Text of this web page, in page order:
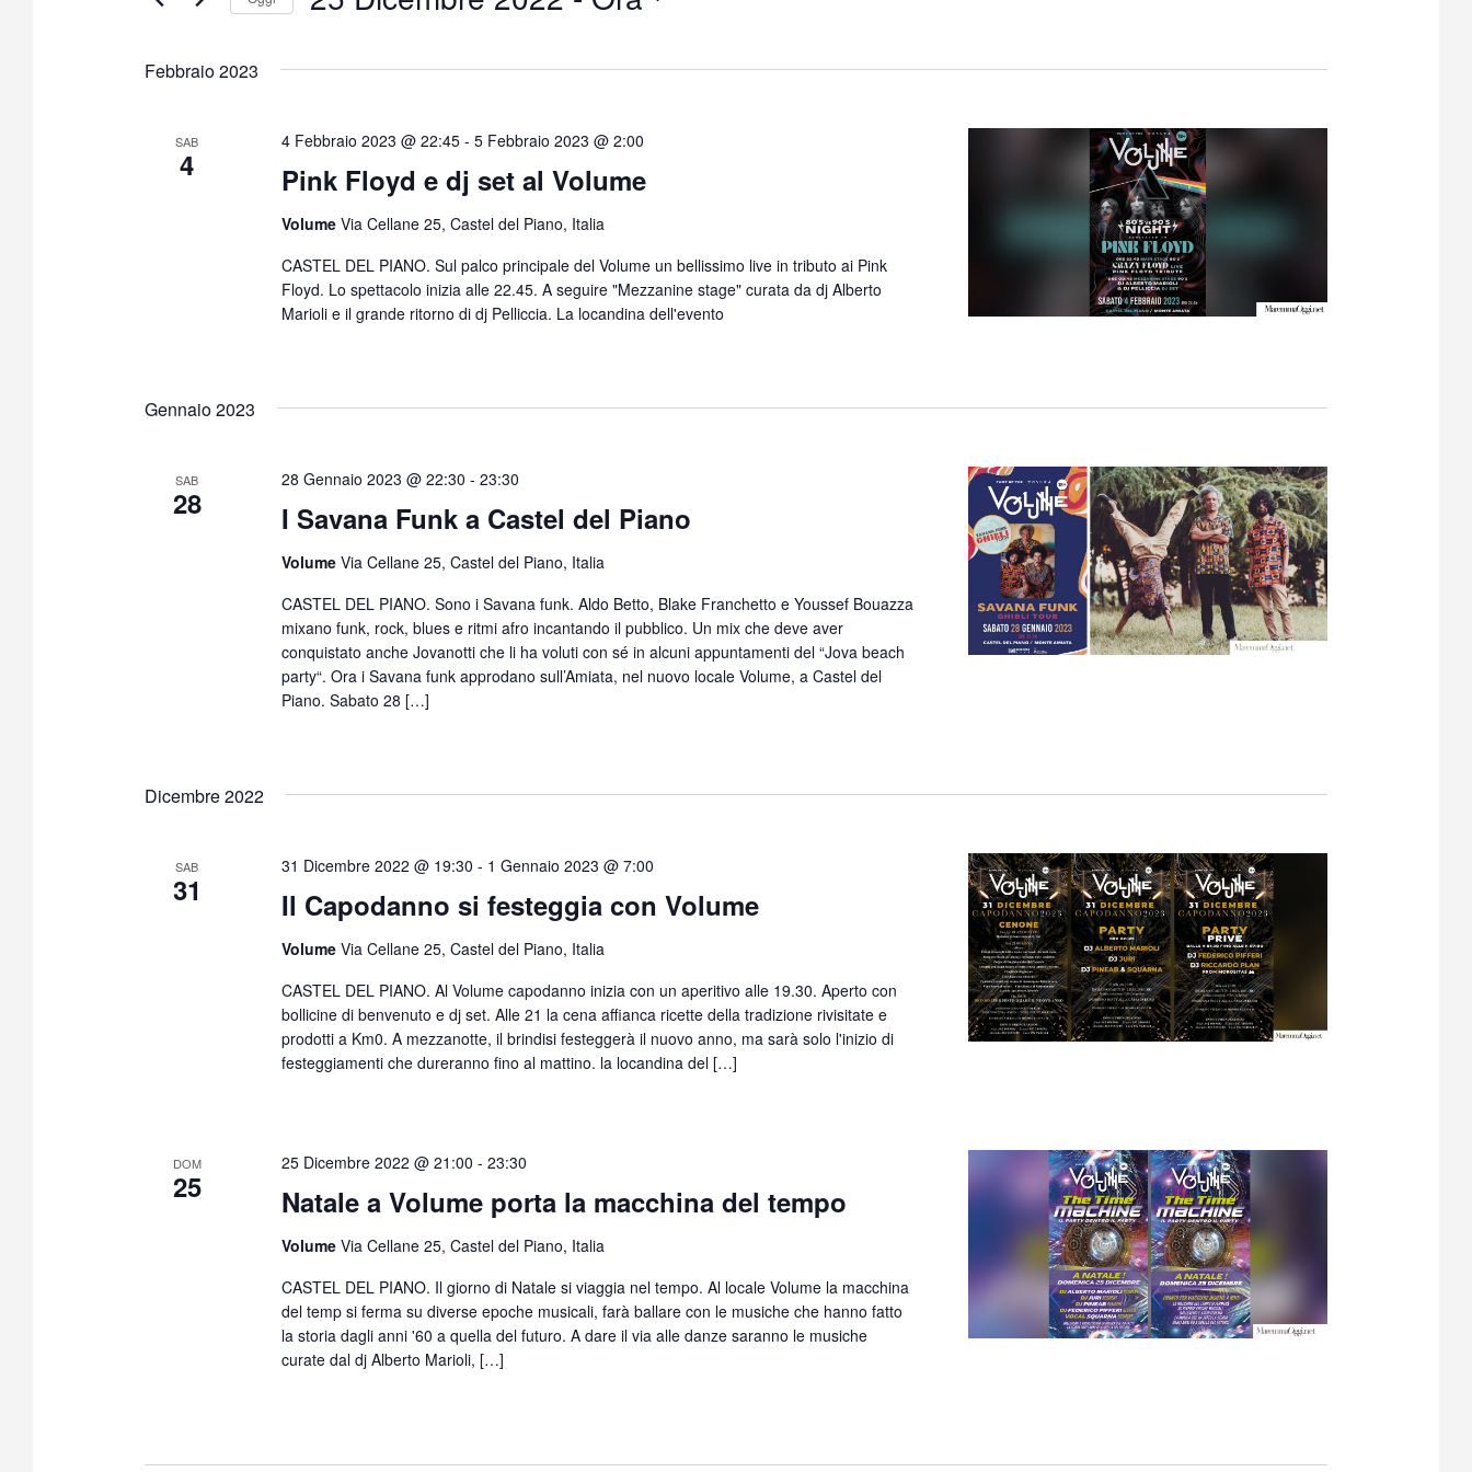
z
o
l
a
d
Febbraio 2023
SAB
4 Pink Floyd e dj set al Volume
4 Febbraio 2023 @ 22:45 -5 Febbraio 2023 @ 2:00
VolumeVia Cellane 25, Castel del Piano, Italia
CASTEL DEL PIANO. Sul palco principale del Volume un bellissimo live in tributo ai Pink
Floyd. Lo spettacolo inizia alle 22.45. A seguire "Mezzanine stage" curata da dj Alberto
Marioli e il grande ritorno di dj Pelliccia. La locandina dell'evento
Gennaio 2023
SAB
28 I Savana Funk a Castel del Piano
28 Gennaio 2023 @ 22:30 -23:30
VolumeVia Cellane 25, Castel del Piano, Italia
CASTEL DEL PIANO. Sono i Savana funk. Aldo Betto, Blake Franchetto e Youssef Bouazza
mixano funk, rock, blues e ritmi afro incantando il pubblico. Un mix che deve aver
conquistato anche Jovanotti che li ha voluti con sé in alcuni appuntamenti del “Jova beach
party“. Ora i Savana funk approdano sull’Amiata, nel nuovo locale Volume, a Castel del
Piano. Sabato 28 […]
Dicembre 2022
SAB
31 Il Capodanno si festeggia con Volume
31 Dicembre 2022 @ 19:30 - 1 Gennaio 2023 @ 7:00
VolumeVia Cellane 25, Castel del Piano, Italia
CASTEL DEL PIANO. Al Volume capodanno inizia con un aperitivo alle 19.30. Aperto con
bollicine di benvenuto e dj set. Alle 21 la cena affianca ricette della tradizione rivisitate e
prodotti a Km0. A mezzanotte, il brindisi festeggerà il nuovo anno, ma sarà solo l'inizio di
festeggiamenti che dureranno fino al mattino. la locandina del […]
DOM
25 Natale a Volume porta la macchina del tempo
25 Dicembre 2022 @ 21:00 -23:30
VolumeVia Cellane 25, Castel del Piano, Italia
CASTEL DEL PIANO. Il giorno di Natale si viaggia nel tempo. Al locale Volume la macchina
del temp si ferma su diverse epoche musicali, farà ballare con le musiche che hanno fatto
la storia dagli anni '60 a quella del futuro. A dare il via alle danze saranno le musiche
curate dal dj Alberto Marioli, […]